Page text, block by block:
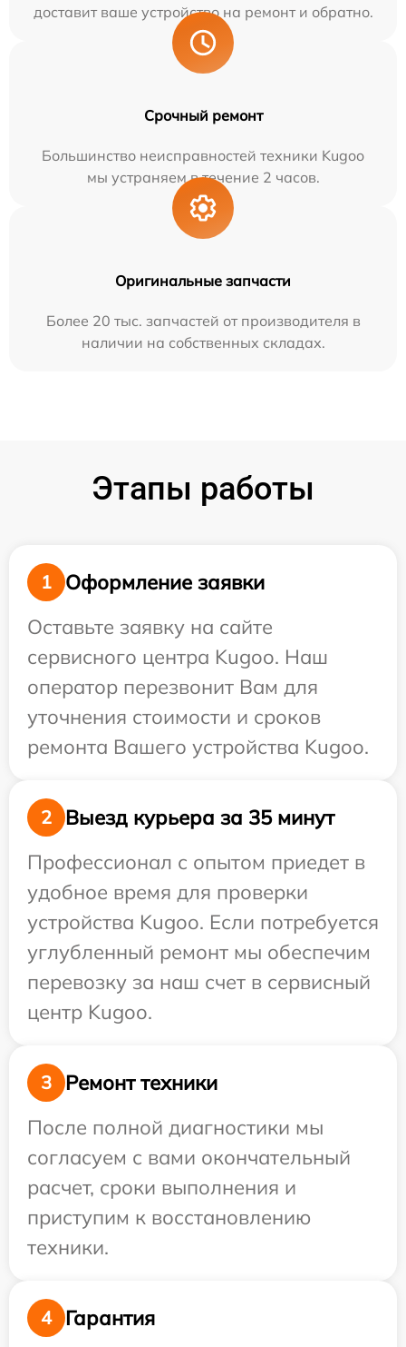
доставит ваше устройство на ремонт и обратно.
Срочный ремонт
Большинство неисправностей техники Kugoo
мы устраняем в течение 2 часов.
Оригинальные запчасти
Более 20 тыс. запчастей от производителя в
наличии на собственных складах.
Этапы работы
1
Оформление заявки
Оставьте заявку на сайте
сервисного центра Kugoo. Наш
оператор перезвонит Вам для
уточнения стоимости и сроков
ремонта Вашего устройства Kugoo.
2
Выезд курьера за 35 минут
Профессионал с опытом приедет в
удобное время для проверки
устройства Kugoo. Если потребуется
углубленный ремонт мы обеспечим
перевозку за наш счет в сервисный
центр Kugoo.
3
Ремонт техники
После полной диагностики мы
согласуем с вами окончательный
расчет, сроки выполнения и
приступим к восстановлению
техники.
4 Гарантия